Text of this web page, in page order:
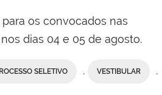
os convocados nas
dias 04 e 05 de agosto.
SELETIVO , VESTIBULAR ,